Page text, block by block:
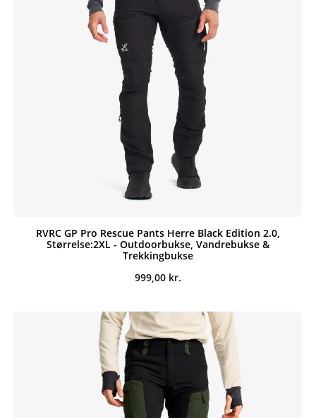
RVRC GP Pro Rescue Pants Herre Black Edition 2.0,
Størrelse:2XL - Outdoorbukse, Vandrebukse &
Trekkingbukse
999,00 kr.